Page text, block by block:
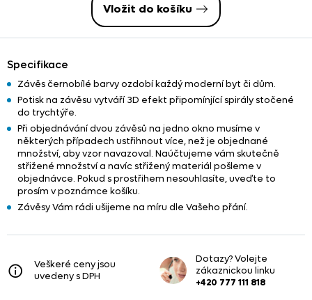
Vložit do košíku
Specifikace
Závěs černobílé barvy ozdobí každý moderní byt či dům.
Potisk na závěsu vytváří 3D efekt připomínjící spirály stočené
do trychtýře.
Při objednávání dvou závěsů na jedno okno musíme v
některých případech ustřihnout více, než je objednané
množství, aby vzor navazoval. Naúčtujeme vám skutečně
střižené množství a navíc střižený materiál pošleme v
objednávce. Pokud s prostřihem nesouhlasíte, uveďte to
prosím v poznámce košíku.
Závěsy Vám rádi ušijeme na míru dle Vašeho přání.
Veškeré ceny jsou
uvedeny s DPH
Dotazy? Volejte
zákaznickou linku
+420 777 111 818